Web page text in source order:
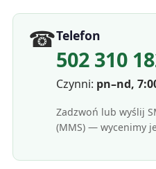
☎Telefon
502 310
Czynni: pn–nd,
Zadzwoń lub wyślij
(MMS) — wycenimy